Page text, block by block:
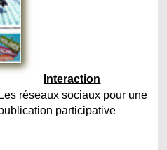
Interaction
Les réseaux sociaux pour une
participative